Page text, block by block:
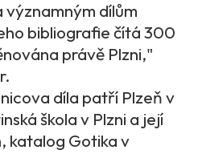
významným dílům
bibliografie čítá 300
právě Plzni,"
díla patří Plzeň v
škola v Plzni a její
katalog Gotika v